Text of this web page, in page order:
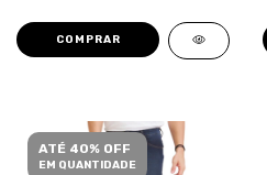
COMPRAR
ATÉ 40% OFF
EM QUANTIDADE